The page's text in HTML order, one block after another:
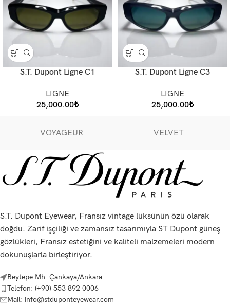
S.T. Dupont Ligne C1
LIGNE
25,000.00₺
S.T. Dupont Ligne C3
LIGNE
25,000.00₺
VOYAGEUR VELVET
S.T. Dupont Eyewear, Fransız vintage lüksünün özü olarak
doğdu. Zarif işçiliği ve zamansız tasarımıyla ST Dupont güneş
gözlükleri, Fransız estetiğini ve kaliteli malzemeleri modern
dokunuşlarla birleştiriyor.
Beytepe Mh. Çankaya/Ankara
Telefon: (+90) 553 892 0006
Mail: info@stduponteyewear.com